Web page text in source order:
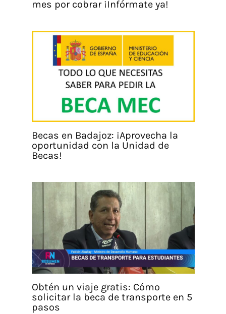
mes por cobrar ¡Infórmate ya!
Becas en Badajoz: ¡Aprovecha la
oportunidad con la Unidad de
Becas!
Obtén un viaje gratis: Cómo
solicitar la beca de transporte en 5
pasos